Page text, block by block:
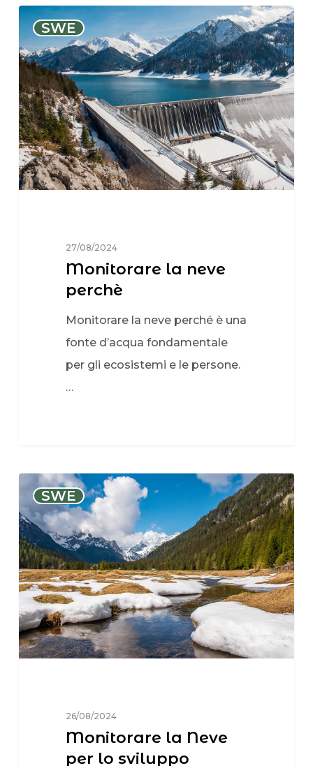
SWE
27/08/2024
Monitorare la neve
perchè
Monitorare la neve perché è una
fonte d’acqua fondamentale
per gli ecosistemi e le persone.
…
SWE
26/08/2024
Monitorare la Neve
per lo sviluppo